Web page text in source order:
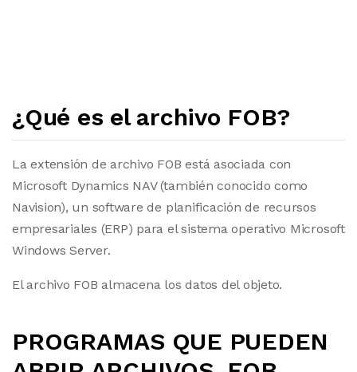
¿Qué es el archivo FOB?
La extensión de archivo FOB está asociada con
Microsoft Dynamics NAV (también conocido como
Navision), un software de planificación de recursos
empresariales (ERP) para el sistema operativo Microsoft
Windows Server.
El archivo FOB almacena los datos del objeto.
PROGRAMAS QUE PUEDEN